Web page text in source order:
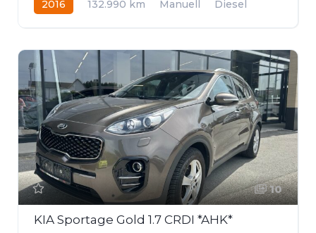
2016 132.990 km Manuell
Diesel
10
KIA Sportage Gold 1.7 CRDI *AHK*